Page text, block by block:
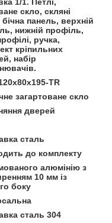
скло, скляні
бічна панель, верхній
нижній профіль,
ручка,
кріпильних
набір
TR
загартоване скло
дверей
сталь
до комплекту
алюмінію з
10 мм із
боку
сталь 304